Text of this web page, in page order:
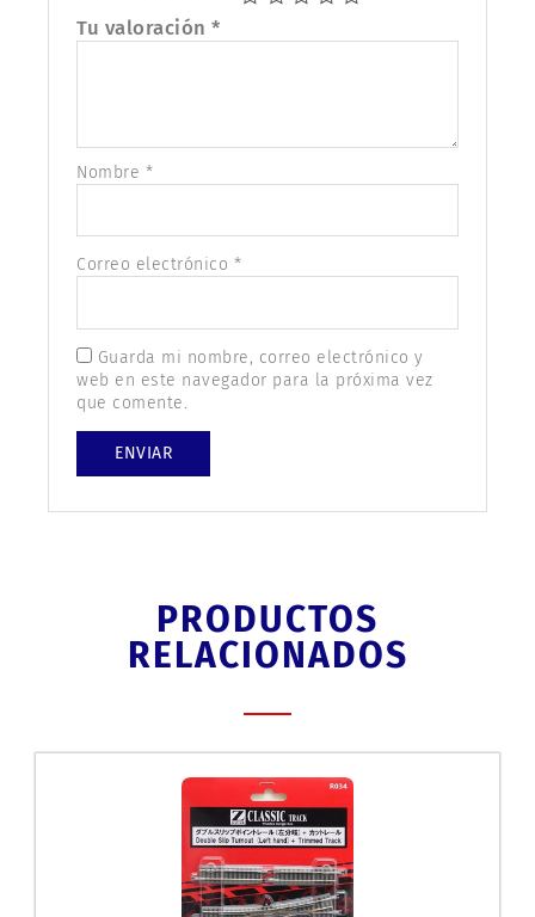
Tu valoración*
Nombre *
Correo electrónico *
Guarda mi nombre, correo electrónico y
web en este navegador para la próxima vez
que comente.
PRODUCTOS
RELACIONADOS